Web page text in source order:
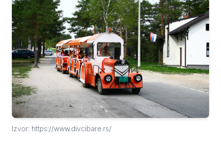
Izvor: https://www.divcibare.rs/